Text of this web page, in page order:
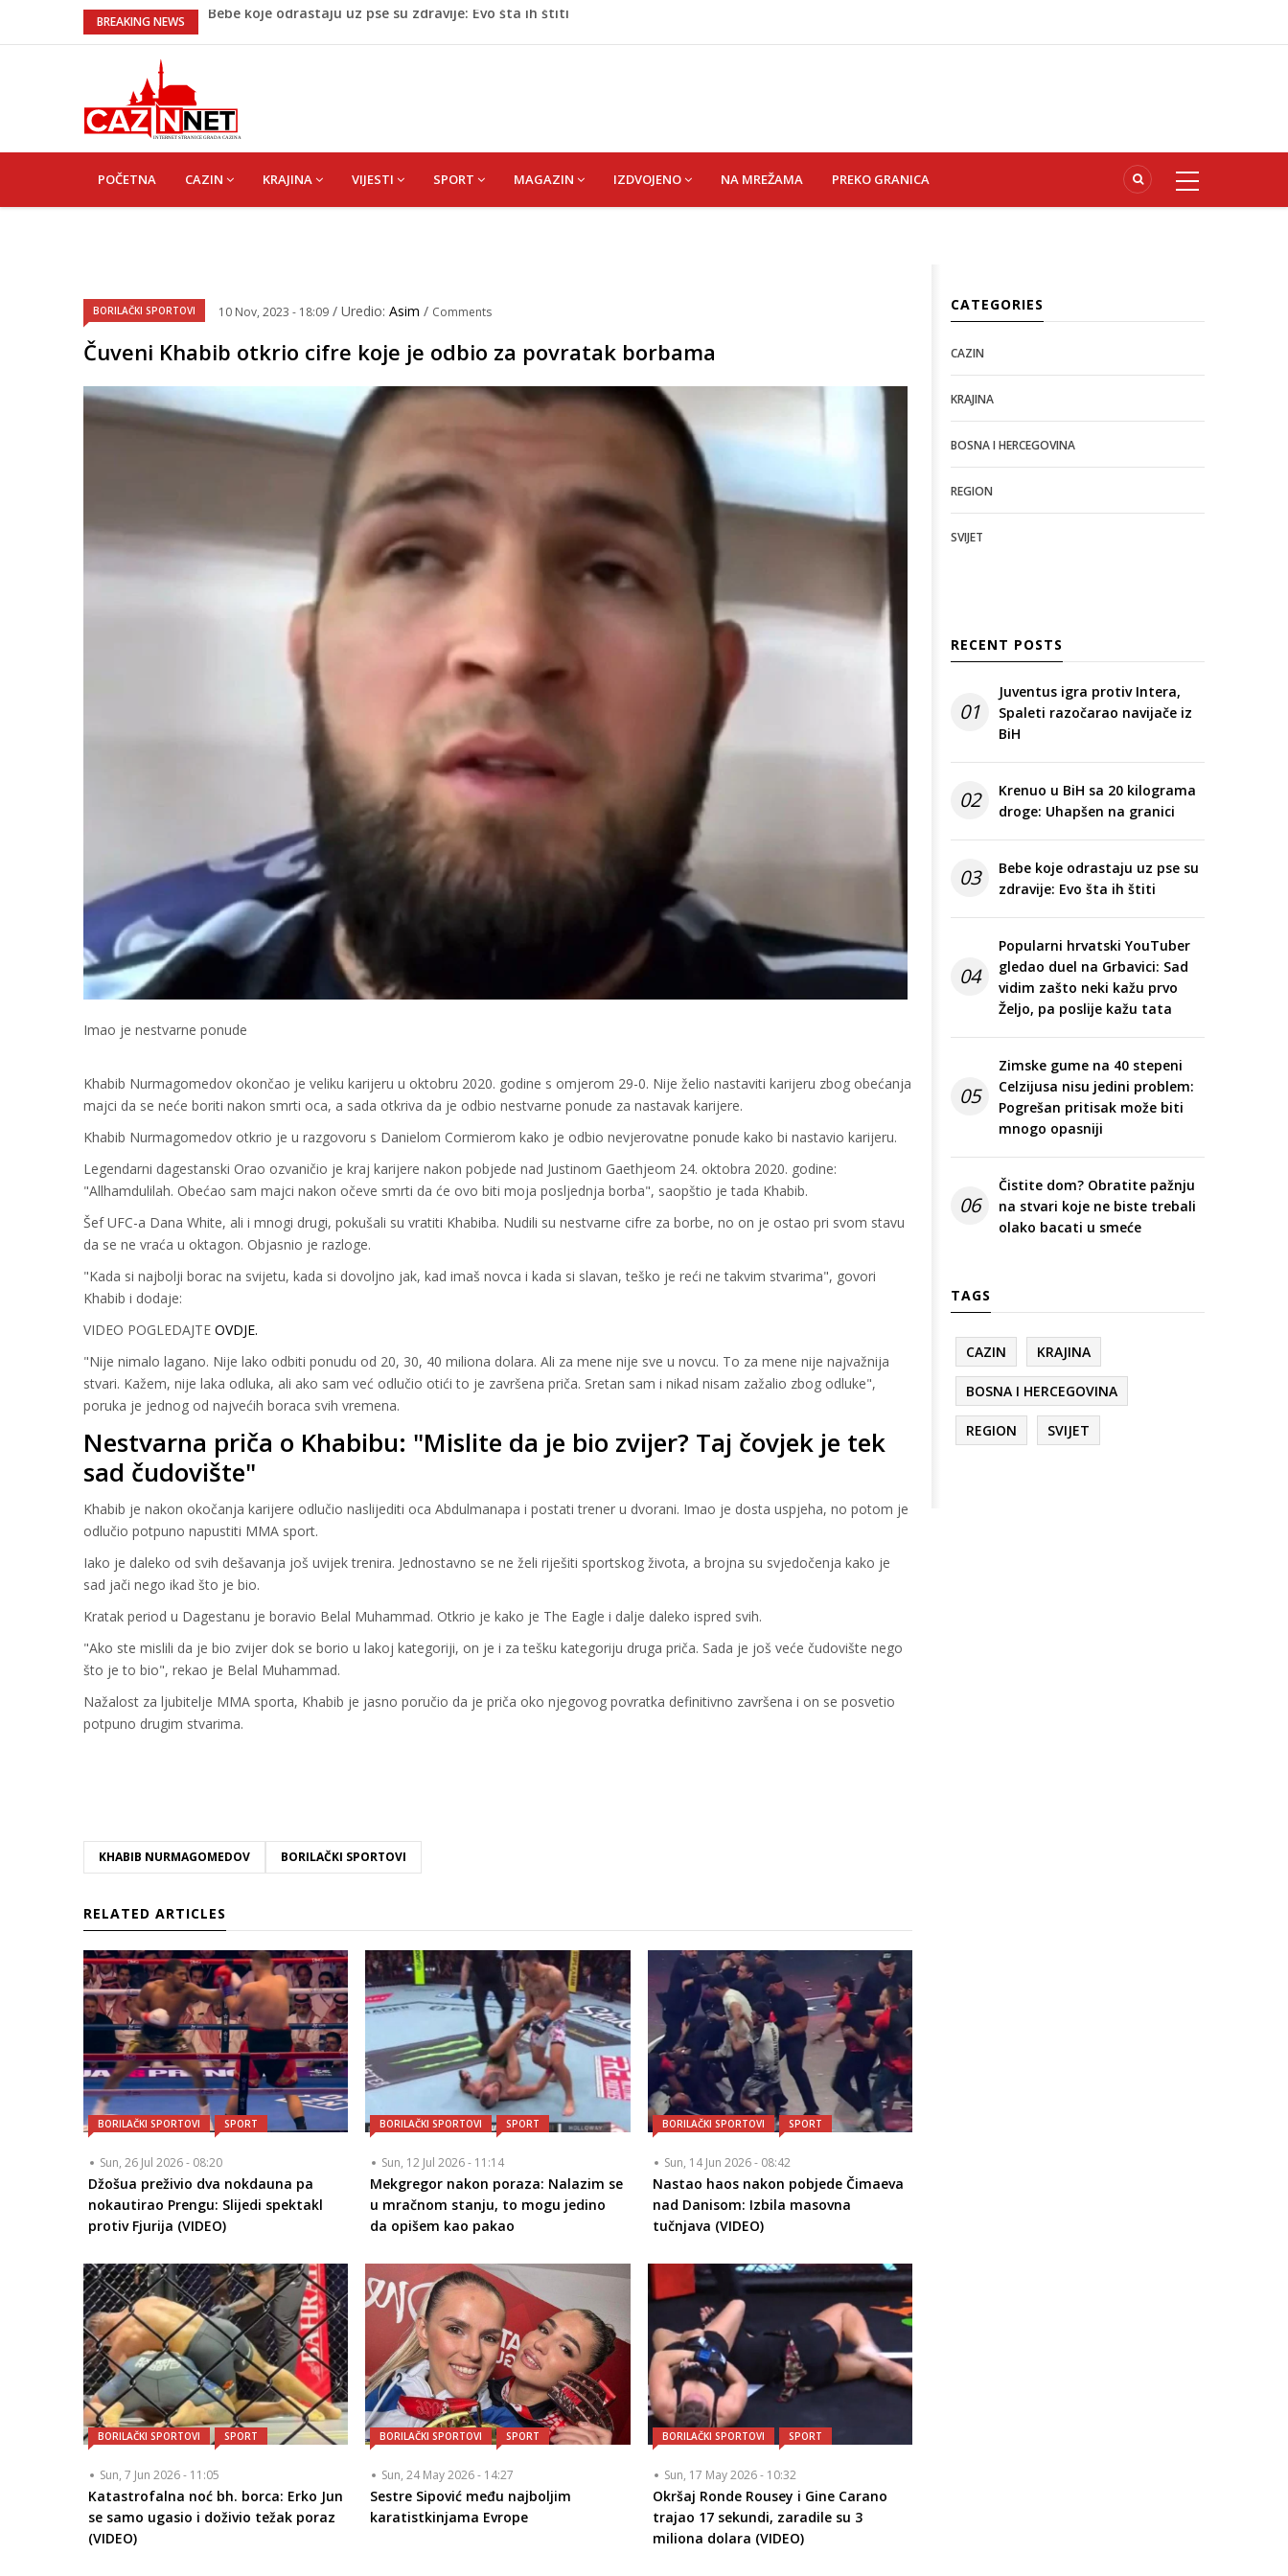
BREAKING NEWS
Krenuo u BiH sa 20 kilograma droge: Uhapšen na granici
Juventus igra protiv Intera, Spaleti razočarao navijače iz BiH
Bebe koje odrastaju uz pse su zdravije: Evo šta ih štiti
NAVIGATION
POČETNA CAZIN KRAJINA VIJESTI SPORT MAGAZIN IZDVOJENO NA MREŽAMA PREKO GRANICA
BORILAČKI SPORTOVI 10 Nov, 2023 - 18:09 / Uredio: Asim / Comments
Čuveni Khabib otkrio cifre koje je odbio za povratak borbama
Imao je nestvarne ponude
Khabib Nurmagomedov okončao je veliku karijeru u oktobru 2020. godine s omjerom 29-0. Nije želio nastaviti karijeru zbog obećanja
majci da se neće boriti nakon smrti oca, a sada otkriva da je odbio nestvarne ponude za nastavak karijere.
Khabib Nurmagomedov otkrio je u razgovoru s Danielom Cormierom kako je odbio nevjerovatne ponude kako bi nastavio karijeru.
Legendarni dagestanski Orao ozvaničio je kraj karijere nakon pobjede nad Justinom Gaethjeom 24. oktobra 2020. godine:
"Allhamdulilah. Obećao sam majci nakon očeve smrti da će ovo biti moja posljednja borba", saopštio je tada Khabib.
Šef UFC-a Dana White, ali i mnogi drugi, pokušali su vratiti Khabiba. Nudili su nestvarne cifre za borbe, no on je ostao pri svom stavu
da se ne vraća u oktagon. Objasnio je razloge.
"Kada si najbolji borac na svijetu, kada si dovoljno jak, kad imaš novca i kada si slavan, teško je reći ne takvim stvarima", govori
Khabib i dodaje:
VIDEO POGLEDAJTE OVDJE.
"Nije nimalo lagano. Nije lako odbiti ponudu od 20, 30, 40 miliona dolara. Ali za mene nije sve u novcu. To za mene nije najvažnija
stvari. Kažem, nije laka odluka, ali ako sam već odlučio otići to je završena priča. Sretan sam i nikad nisam zažalio zbog odluke",
poruka je jednog od najvećih boraca svih vremena.
Nestvarna priča o Khabibu: "Mislite da je bio zvijer? Taj čovjek je tek
sad čudovište"
Khabib je nakon okočanja karijere odlučio naslijediti oca Abdulmanapa i postati trener u dvorani. Imao je dosta uspjeha, no potom je
odlučio potpuno napustiti MMA sport.
Iako je daleko od svih dešavanja još uvijek trenira. Jednostavno se ne želi riješiti sportskog života, a brojna su svjedočenja kako je
sad jači nego ikad što je bio.
Kratak period u Dagestanu je boravio Belal Muhammad. Otkrio je kako je The Eagle i dalje daleko ispred svih.
"Ako ste mislili da je bio zvijer dok se borio u lakoj kategoriji, on je i za tešku kategoriju druga priča. Sada je još veće čudovište nego
što je to bio", rekao je Belal Muhammad.
Nažalost za ljubitelje MMA sporta, Khabib je jasno poručio da je priča oko njegovog povratka definitivno završena i on se posvetio
potpuno drugim stvarima.
KHABIB NURMAGOMEDOV BORILAČKI SPORTOVI
RELATED ARTICLES
BORILAČKI SPORTOVI SPORT
Sun, 26 Jul 2026 - 08:20
Džošua preživio dva nokdauna pa
nokautirao Prengu: Slijedi spektakl
protiv Fjurija (VIDEO)
BORILAČKI SPORTOVI SPORT
Sun, 12 Jul 2026 - 11:14
Mekgregor nakon poraza: Nalazim se
u mračnom stanju, to mogu jedino
da opišem kao pakao
BORILAČKI SPORTOVI SPORT
Sun, 14 Jun 2026 - 08:42
Nastao haos nakon pobjede Čimaeva
nad Danisom: Izbila masovna
tučnjava (VIDEO)
BORILAČKI SPORTOVI SPORT
Sun, 7 Jun 2026 - 11:05
Katastrofalna noć bh. borca: Erko Jun
se samo ugasio i doživio težak poraz
(VIDEO)
BORILAČKI SPORTOVI SPORT
Sun, 24 May 2026 - 14:27
Sestre Sipović među najboljim
karatistkinjama Evrope
BORILAČKI SPORTOVI SPORT
Sun, 17 May 2026 - 10:32
Okršaj Ronde Rousey i Gine Carano
trajao 17 sekundi, zaradile su 3
miliona dolara (VIDEO)
CATEGORIES
CAZIN
KRAJINA
BOSNA I HERCEGOVINA
REGION
SVIJET
RECENT POSTS
01
Juventus igra protiv Intera,
Spaleti razočarao navijače iz
BiH
02
Krenuo u BiH sa 20 kilograma
droge: Uhapšen na granici
03
Bebe koje odrastaju uz pse su
zdravije: Evo šta ih štiti
04
Popularni hrvatski YouTuber
gledao duel na Grbavici: Sad
vidim zašto neki kažu prvo
Željo, pa poslije kažu tata
05
Zimske gume na 40 stepeni
Celzijusa nisu jedini problem:
Pogrešan pritisak može biti
mnogo opasniji
06
Čistite dom? Obratite pažnju
na stvari koje ne biste trebali
olako bacati u smeće
TAGS
CAZIN KRAJINA
BOSNA I HERCEGOVINA
REGION SVIJET